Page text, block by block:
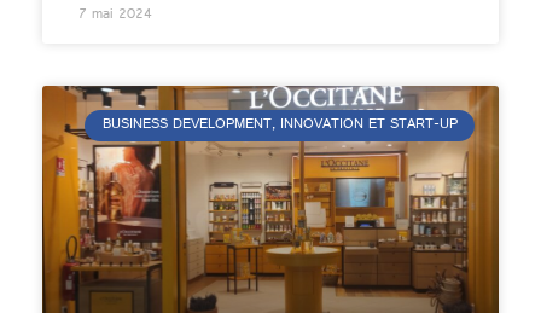
7 mai 2024
BUSINESS DEVELOPMENT, INNOVATION ET START-UP